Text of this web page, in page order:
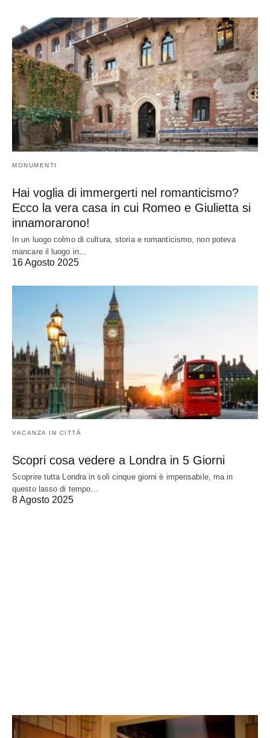
MONUMENTI
Hai voglia di immergerti nel romanticismo?
Ecco la vera casa in cui Romeo e Giulietta si
innamorarono!
In un luogo colmo di cultura, storia e romanticismo, non poteva
mancare il luogo in…
16 Agosto 2025
VACANZA IN CITTÀ
Scopri cosa vedere a Londra in 5 Giorni
Scoprire tutta Londra in soli cinque giorni è impensabile, ma in
questo lasso di tempo…
8 Agosto 2025